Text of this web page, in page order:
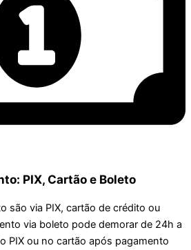
PIX, Cartão e Boleto
são via PIX, cartão de crédito ou
via boleto pode demorar de 24h a
PIX ou no cartão após pagamento